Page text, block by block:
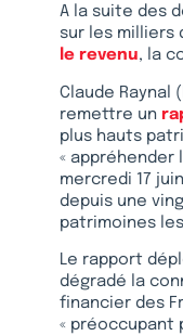
A la suite des
sur les milliers
le revenu, la
Claude Raynal
remettre un
plus hauts
« appréhender
mercredi 17
depuis une
patrimoines
Le rapport
dégradé la
financier des
« préoccupant